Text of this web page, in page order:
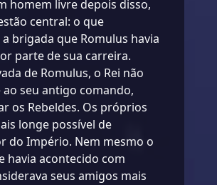
homem livre depois disso,
central: o que
brigada que Romulus havia
parte de sua carreira.
de Romulus, o Rei não
seu antigo comando,
os Rebeldes. Os próprios
longe possível de
do Império. Nem mesmo o
havia acontecido com
seus amigos mais